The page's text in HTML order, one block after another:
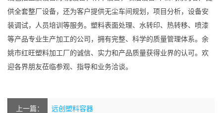
供全套整厂设备，还为客户提供无尘车间规划，项目分析，设备安
装调试，人员培训等服务。塑料表面处理、水转印、热转移、喷漆
等产品专业生产加工的公司，拥有完整、科学的质量管理体系。余
姚市红旺塑料加工厂的诚信、实力和产品质量获得业界的认可。欢
迎各界朋友莅临参观、指导和业务洽谈。
上一篇： 远创塑料容器